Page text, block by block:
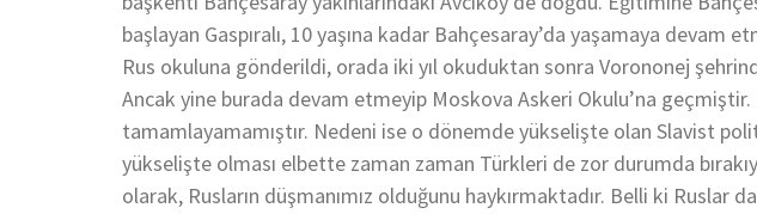
başlayan Gaspıralı, 10 yaşına kadar Bahçesaray’da yaşamaya devam
Rus okuluna gönderildi, orada iki yıl okuduktan sonra Vorononej
Ancak yine burada devam etmeyip Moskova Askeri Okulu’na
tamamlayamamıştır. Nedeni ise o dönemde yükselişte olan Slavist
yükselişte olması elbette zaman zaman Türkleri de zor durumda
olarak, Rusların düşmanımız olduğunu haykırmaktadır. Belli ki Ruslar